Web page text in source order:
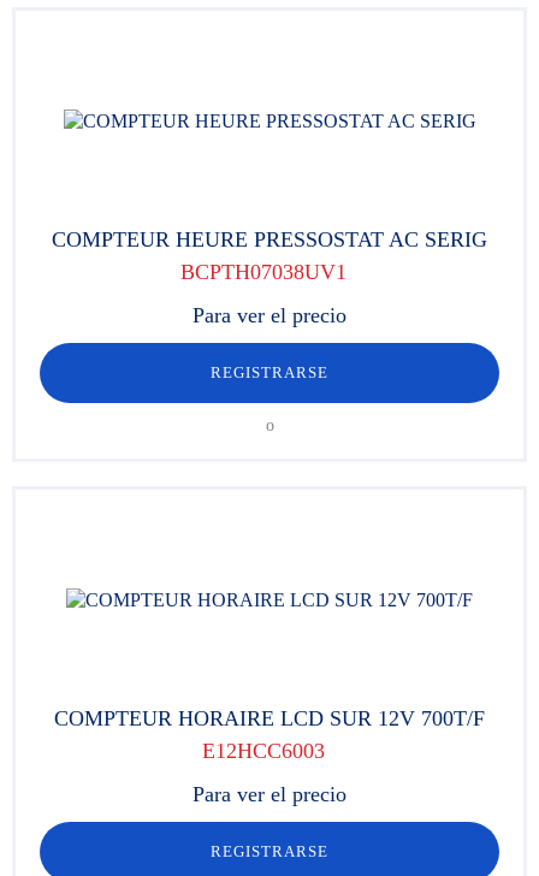
COMPTEUR HEURE PRESSOSTAT AC SERIG
BCPTH07038UV1
Para ver el precio
REGISTRARSE
o
COMPTEUR HORAIRE LCD SUR 12V 700T/F
E12HCC6003
Para ver el precio
REGISTRARSE